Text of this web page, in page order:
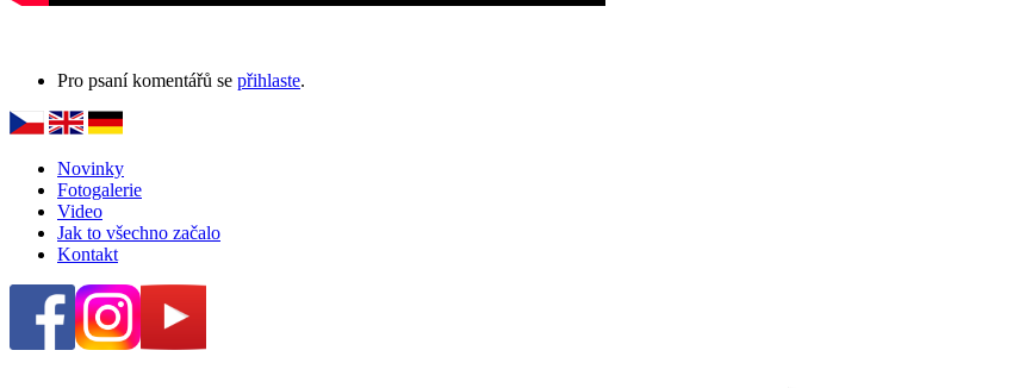
Pro psaní komentářů se přihlaste.
Novinky
Fotogalerie
Video
Jak to všechno začalo
Kontakt